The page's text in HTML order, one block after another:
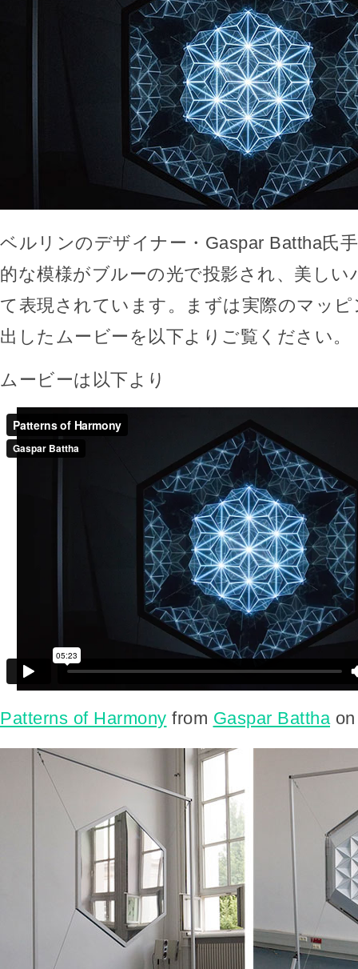
ベルリンのデザイナー・Gaspar Battha氏
的な模様がブルーの光で投影され、美しい
て表現されています。まずは実際のマッ
出したムービーを以下よりご覧ください。
ムービーは以下より
Patterns of Harmony from Gaspar Battha